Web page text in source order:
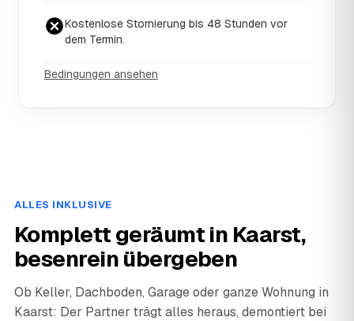
Kostenlose Stornierung bis 48 Stunden vor
dem Termin.
Bedingungen ansehen
ALLES INKLUSIVE
Komplett geräumt in Kaarst,
besenrein übergeben
Ob Keller, Dachboden, Garage oder ganze Wohnung in
Kaarst: Der Partner trägt alles heraus, demontiert bei